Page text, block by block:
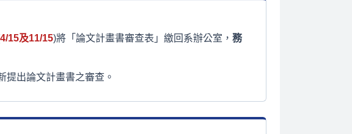
4/15及11/15)將「論文計畫書審查表」繳回系辦公室， 務
提出論文計畫書之審查。